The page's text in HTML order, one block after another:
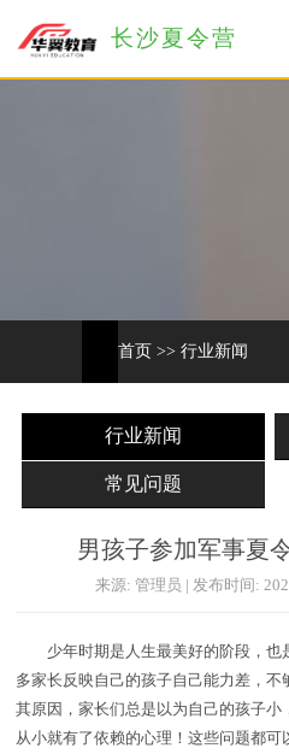
长沙夏令营
首页 >> 行业新闻
行业新闻
常见问题
男孩子参加军事夏
来源: 管理员 | 发布时间:
少年时期是人生最美好的阶段，也
多家长反映自己的孩子自己能力差，
其原因，家长们总是以为自己的孩子
从小就有了依赖的心理！这些问题都